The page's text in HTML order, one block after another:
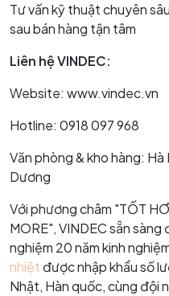
Tư vấn kỹ thuật chuyên
sau bán hàng tận tâm
Liên hệ VINDEC:
Website: www.vindec.vn
Hotline: 0918 097 968
Văn phòng & kho hàng: Hà
Dương
Với phương châm "TỐT
MORE", VINDEC sẵn
nghiệm 20 năm kinh
nhiệt được nhập khẩu số
Nhật, Hàn quốc, cùng đội